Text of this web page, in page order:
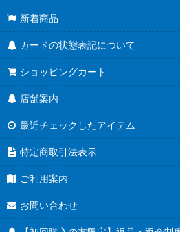
新着商品
カードの状態表記について
ショッピングカート
店舗案内
最近チェックしたアイテム
特定商取引法表示
ご利用案内
お問い合わせ